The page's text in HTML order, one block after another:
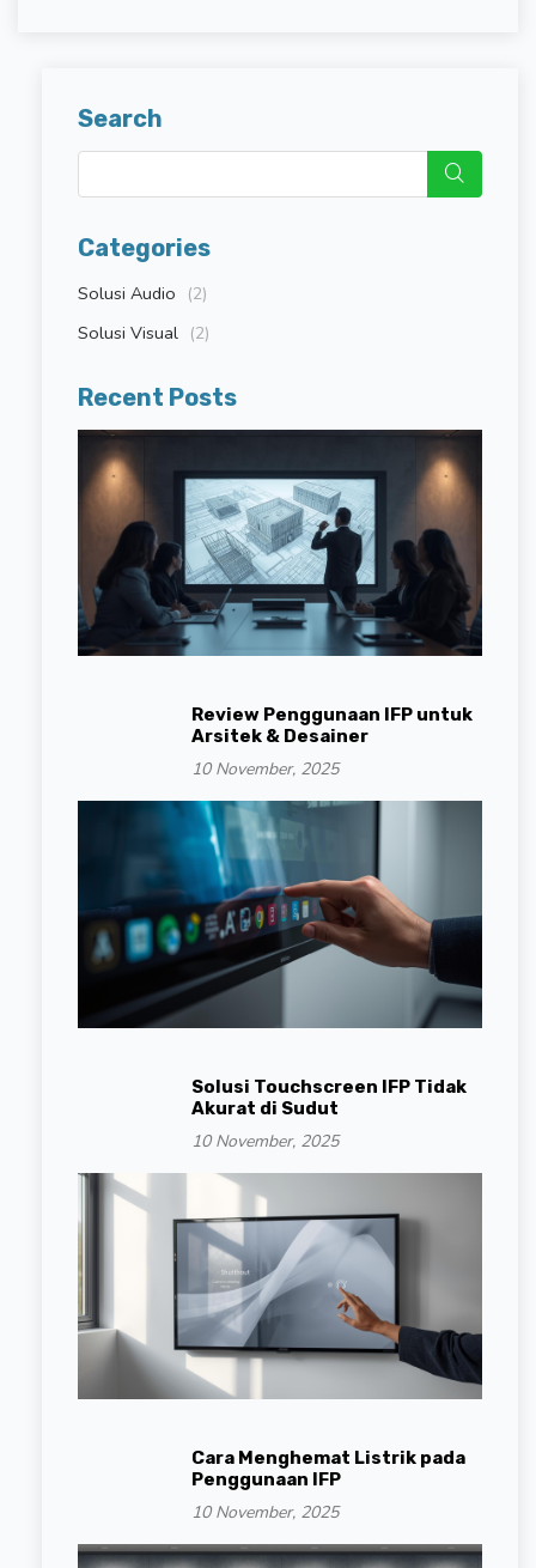
Search
Categories
Solusi Audio (2)
Solusi Visual (2)
Recent Posts
Review Penggunaan IFP untuk
Arsitek & Desainer
10 November, 2025
Solusi Touchscreen IFP Tidak
Akurat di Sudut
10 November, 2025
Cara Menghemat Listrik pada
Penggunaan IFP
10 November, 2025